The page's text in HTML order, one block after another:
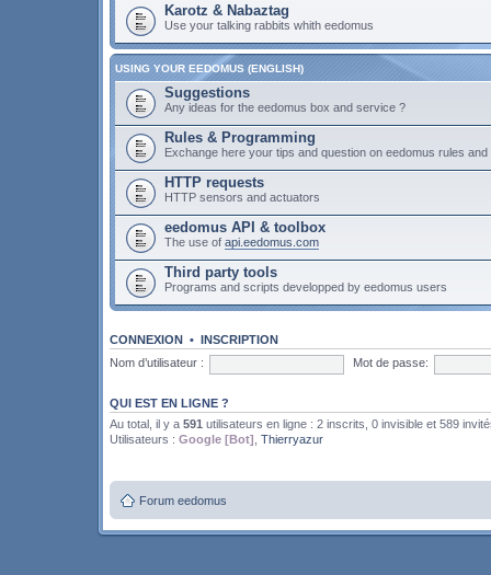
Karotz & Nabaztag
Use your talking rabbits whith eedomus
USING YOUR EEDOMUS (ENGLISH)
Suggestions
Any ideas for the eedomus box and service ?
Rules & Programming
Exchange here your tips and question on eedomus rules and
HTTP requests
HTTP sensors and actuators
eedomus API & toolbox
The use of api.eedomus.com
Third party tools
Programs and scripts developped by eedomus users
CONNEXION • INSCRIPTION
Nom d’utilisateur :
Mot de passe:
QUI EST EN LIGNE ?
Au total, il y a 591 utilisateurs en ligne : 2 inscrits, 0 invisible et 589
Utilisateurs : Google [Bot] Thierryazur
Forum eedomus